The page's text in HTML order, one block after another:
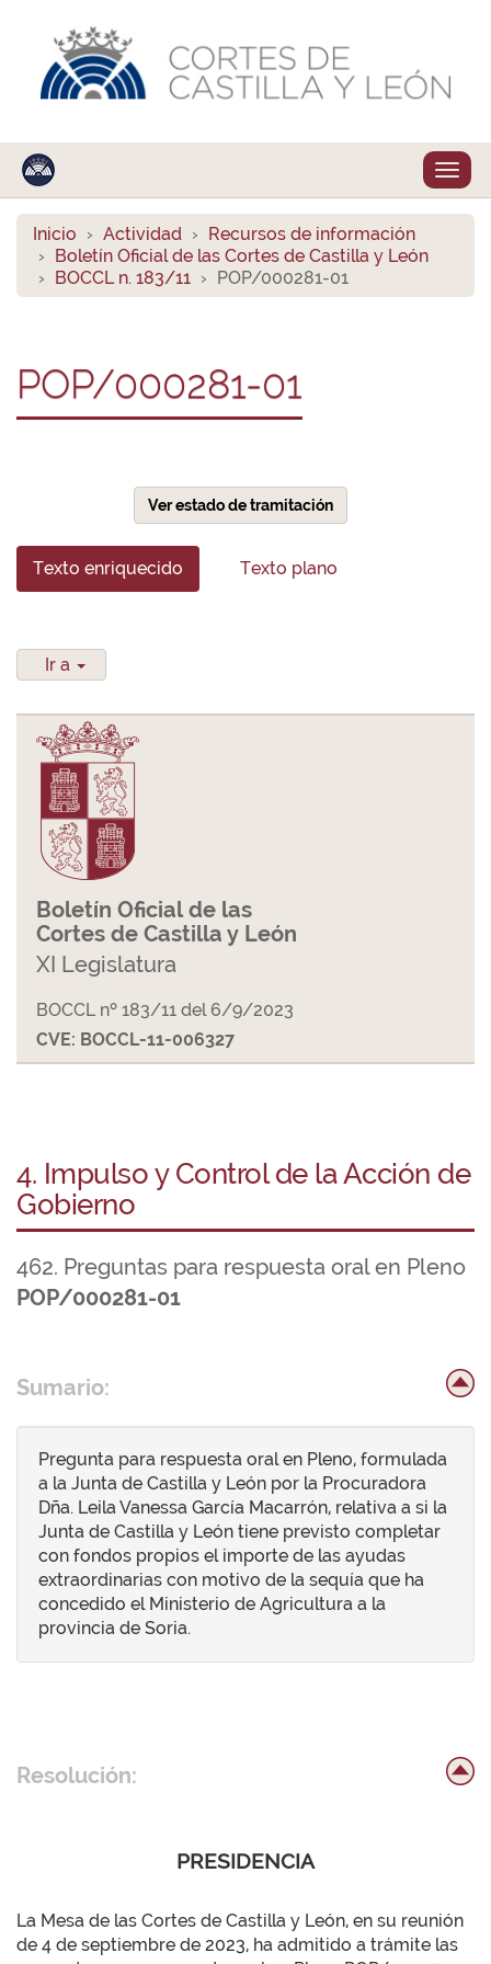
Inicio Actividad
Recursos de información
Boletín Oficial de las Cortes de Castilla y León
BOCCL n. 183/11
POP/000281-01
POP/000281-01
Ver estado de tramitación
Texto enriquecido Texto plano
Ir a
Boletín Oficial de las
Cortes de Castilla y León
XI Legislatura
BOCCL nº 183/11 del 6/9/2023
CVE: BOCCL-11-006327
4. Impulso y Control de la Acción de
Gobierno
462. Preguntas para respuesta oral en Pleno
POP/000281-01
Sumario:
Pregunta para respuesta oral en Pleno, formulada
a la Junta de Castilla y León por la Procuradora
Dña. Leila Vanessa García Macarrón, relativa a si la
Junta de Castilla y León tiene previsto completar
con fondos propios el importe de las ayudas
extraordinarias con motivo de la sequía que ha
concedido el Ministerio de Agricultura a la
provincia de Soria.
Resolución:
PRESIDENCIA
La Mesa de las Cortes de Castilla y León, en su reunión
de 4 de septiembre de 2023, ha admitido a trámite las